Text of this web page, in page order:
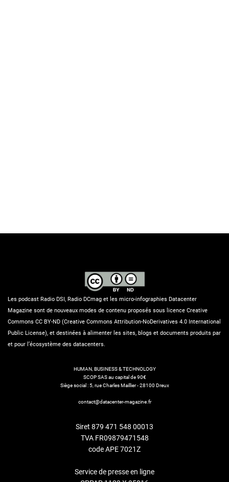
Les podcast Radio DSI, Radio DCmag et les micro-infographies Datacenter
Magazine sont de nouveaux modes de contenu proposés sous licence Creative
Commons CC BY-ND (Creative Commons Attribution-NoDerivatives 4.0 International
Public License), et destinées à alimenter les sites, blogs et documents produits par
et pour l’écosystème des datacenters.
HUMAN, BUSINESS & TECHNOLOGY
SCOP SAS au capital de 90€
Siège social : 5, rue Charles Maillier - 28100 Dreux
contact@datacenter-magazine.fr
Siret 879 471 548 00013
TVA FR09879471548
code APE 7021Z
Service de presse en ligne